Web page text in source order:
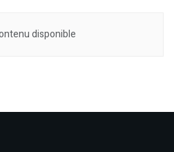
disponible